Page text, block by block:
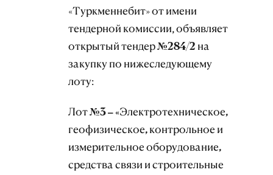
«Туркменнебит» от имени
тендерной комиссии, объявляет
открытый тендер№284/2 на
закупкупо нижеследующему
лоту:
Лот №3 – «Электротехническое,
геофизическое, контрольное и
измерительное оборудование,
средства связи и строительные